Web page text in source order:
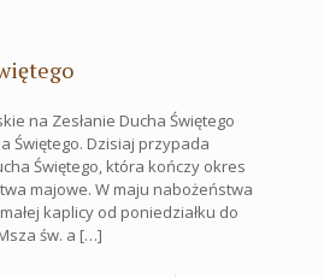
na Zesłanie Ducha Świętego
Świętego. Dzisiaj przypada
Świętego, która kończy okres
majowe. W maju nabożeństwa
kaplicy od poniedziałku do
św. a […]